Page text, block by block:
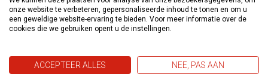
Productspecificaties
Materiaal:Vliesbehang, gemakkelijk aan te brengen en
onze website te verbeteren, gepersonaliseerde inhoud te tonen en om u
een geweldige website-ervaring te bieden. Voor meer informatie over de
cookies die we gebruiken opent u de instellingen.
ACCEPTEER ALLES NEE, PAS AAN